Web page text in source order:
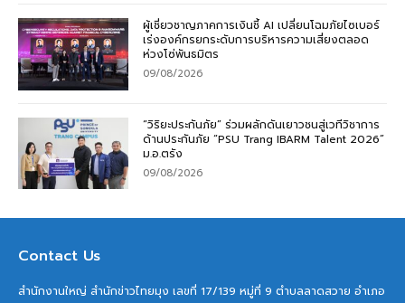
ผู้เชี่ยวชาญภาคการเงินชี้ AI เปลี่ยนโฉมภัยไซเบอร์
เร่งองค์กรยกระดับการบริหารความเสี่ยงตลอด
ห่วงโซ่พันธมิตร
09/08/2026
“วิริยะประกันภัย” ร่วมผลักดันเยาวชนสู่เวทีวิชาการ
ด้านประกันภัย “PSU Trang IBARM Talent 2026”
ม.อ.ตรัง
09/08/2026
Contact Us
สำนักงานใหญ่ สำนักข่าวไทยมุง เลขที่ 17/139 หมู่ที่ 9 ตำบลลาดสวาย อำเภอ